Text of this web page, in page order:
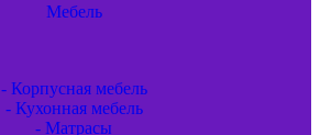
Мебель
- Корпусная мебель
- Кухонная мебель
- Матрасы